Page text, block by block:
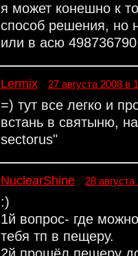
я может конешно к
способ решения, но
или в асю
Lermix 27 августа 2008 в
=) тут все легко и
встань в святыню,
sectorus"
NuclearShine 28
:)
1й вопрос- где
тебя тп в пещеру.